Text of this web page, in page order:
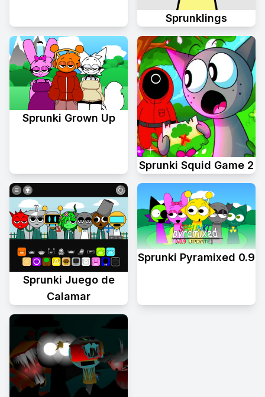
Sprunklings
Sprunki Grown Up
Sprunki Squid Game 2
Sprunki Juego de
Calamar
Sprunki Pyramixed 0.9